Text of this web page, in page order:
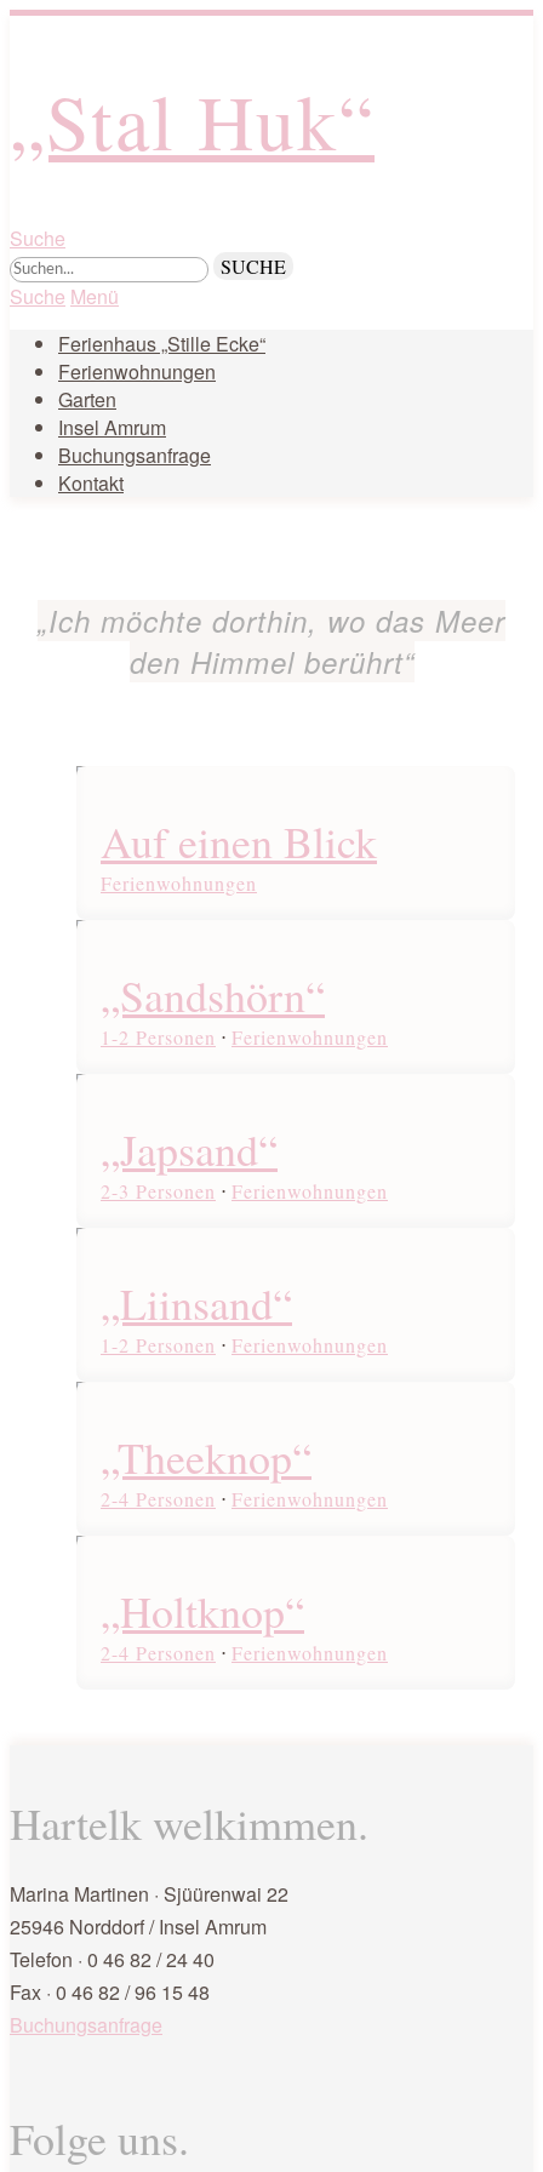
„Stal Huk“
Suche
Suche Menü
Ferienhaus „Stille Ecke“
Ferienwohnungen
Garten
Insel Amrum
Buchungsanfrage
Kontakt
„Ich möchte dorthin, wo das Meer
den Himmel berührt“
Auf einen Blick
Ferienwohnungen
„Sandshörn“
1-2 Personen ⋅ Ferienwohnungen
„Japsand“
2-3 Personen ⋅ Ferienwohnungen
„Liinsand“
1-2 Personen ⋅ Ferienwohnungen
„Theeknop“
2-4 Personen ⋅ Ferienwohnungen
„Holtknop“
2-4 Personen ⋅ Ferienwohnungen
Hartelk welkimmen.
Marina Martinen · Sjüürenwai 22
25946 Norddorf / Insel Amrum
Telefon · 0 46 82 / 24 40
Fax · 0 46 82 / 96 15 48
Buchungsanfrage
Folge uns.